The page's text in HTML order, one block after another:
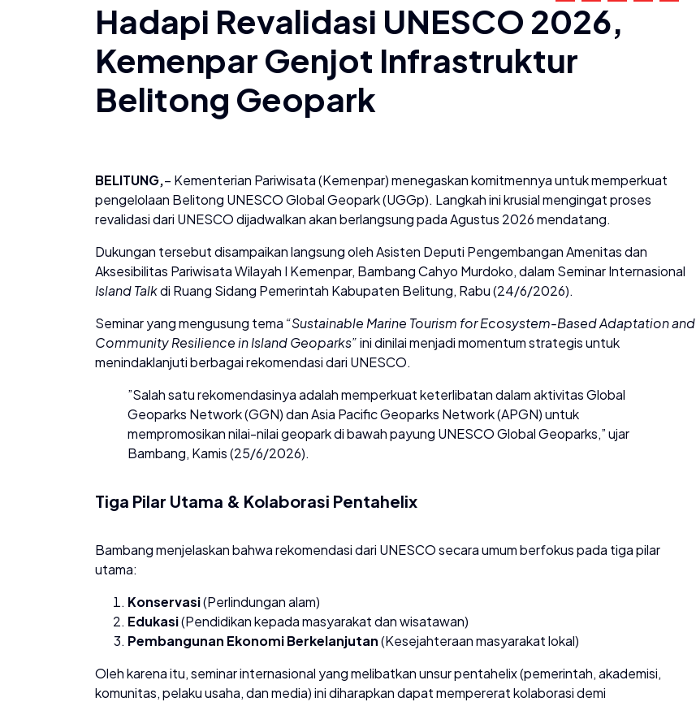
Hadapi Revalidasi UNESCO 2026,
Kemenpar Genjot Infrastruktur
Belitong Geopark
BELITUNG,– Kementerian Pariwisata (Kemenpar) menegaskan komitmennya untuk memperkuat
pengelolaan Belitong UNESCO Global Geopark (UGGp). Langkah ini krusial mengingat proses
revalidasi dari UNESCO dijadwalkan akan berlangsung pada Agustus 2026 mendatang.
​Dukungan tersebut disampaikan langsung oleh Asisten Deputi Pengembangan Amenitas dan
Aksesibilitas Pariwisata Wilayah I Kemenpar, Bambang Cahyo Murdoko, dalam Seminar Internasional
Island Talkdi Ruang Sidang Pemerintah Kabupaten Belitung, Rabu (24/6/2026).
​Seminar yang mengusung tema “Sustainable Marine Tourism for Ecosystem-Based Adaptation and
Community Resilience in Island Geoparks”ini dinilai menjadi momentum strategis untuk
menindaklanjuti berbagai rekomendasi dari UNESCO.
​”Salah satu rekomendasinya adalah memperkuat keterlibatan dalam aktivitas Global
Geoparks Network (GGN) dan Asia Pacific Geoparks Network (APGN) untuk
mempromosikan nilai-nilai geopark di bawah payung UNESCO Global Geoparks,” ujar
Bambang, Kamis (25/6/2026).
​Tiga Pilar Utama & Kolaborasi Pentahelix
​Bambang menjelaskan bahwa rekomendasi dari UNESCO secara umum berfokus pada tiga pilar
utama:
Konservasi(Perlindungan alam)
Edukasi(Pendidikan kepada masyarakat dan wisatawan)
Pembangunan Ekonomi Berkelanjutan(Kesejahteraan masyarakat lokal)
​Oleh karena itu, seminar internasional yang melibatkan unsur pentahelix (pemerintah, akademisi,
komunitas, pelaku usaha, dan media) ini diharapkan dapat mempererat kolaborasi demi